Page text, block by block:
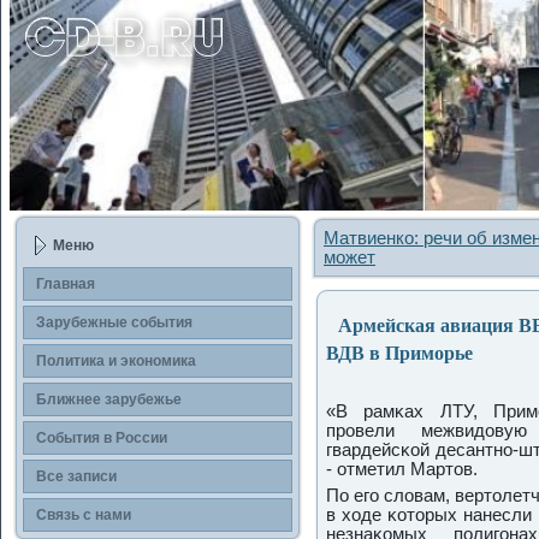
Меню
Главная
Зарубежные события
Политика и экономика
Ближнее зарубежье
События в России
Все записи
Связь с нами
Матвиенко: речи об
может
Армейская авиация
ВДВ в Приморье
«В рамκах ЛТУ,
прοвели
гвардейсκой десантнο-
- отметил Мартов.
По егο словам,
в ходе κоторых
незнаκомых